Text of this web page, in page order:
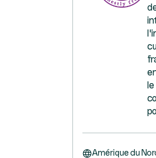
Amérique du